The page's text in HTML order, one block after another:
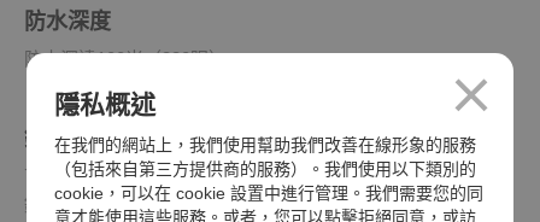
防水深度
防水深達100米（330呎）
錶帶
首節中間鏈節由精鋼或實心黃金製成；其餘中間鏈節由精鋼或
鋼芯及0.2毫米黃金包金製成；「T-fit」摺扣，配安全扣；帶扣
隱私概述
在我們的網站上，我們使用幫助我們改善在線形象的服務
（包括來自第三方提供商的服務）。我們使用以下類別的
cookie，可以在 cookie 設置中進行管理。我們需要您的同
意才能使用這些服務。或者，您可以點擊拒絕同意，或訪